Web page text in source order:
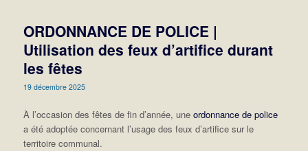
ORDONNANCE DE POLICE |
Utilisation des feux d’artifice durant
les fêtes
19 décembre 2025
À l’occasion des fêtes de fin d’année, une ordonnance de police
a été adoptée concernant l’usage des feux d’artifice sur le
territoire communal.